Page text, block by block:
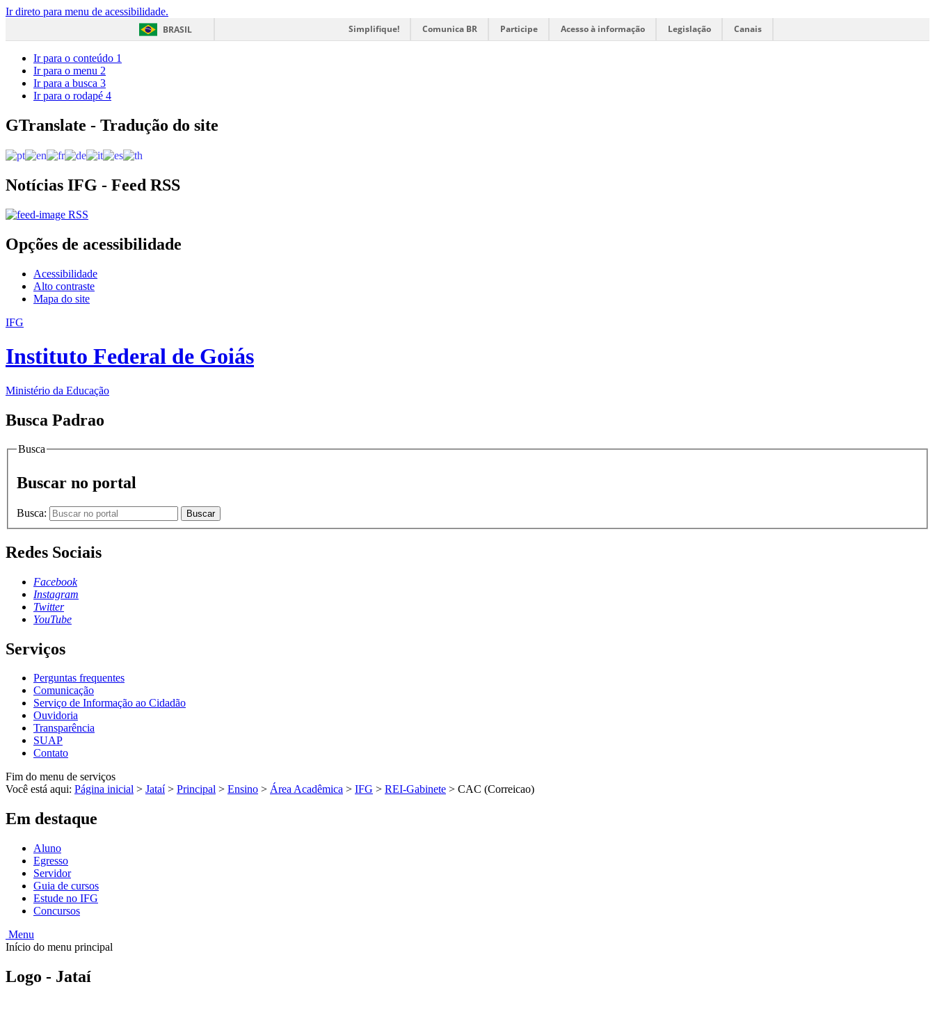
Ir direto para menu de acessibilidade.
BRASIL
Simplifique! Comunica BR Participe Acesso à informação Legislação Canais
Ir para o conteúdo 1
Ir para o menu 2
Ir para a busca 3
Ir para o rodapé 4
GTranslate - Tradução do site
Notícias IFG - Feed RSS
RSS
Opções de acessibilidade
Acessibilidade
Alto contraste
Mapa do site
IFG
Instituto Federal de Goiás
Ministério da Educação
Busca Padrao
Busca
Buscar no portal
Busca: Buscar
Redes Sociais
Facebook
Instagram
Twitter
YouTube
Serviços
Perguntas frequentes
Comunicação
Serviço de Informação ao Cidadão
Ouvidoria
Transparência
SUAP
Contato
Fim do menu de serviços
Você está aqui: Página inicial > Jataí > Principal > Ensino > Área Acadêmica > IFG > REI-Gabinete > CAC (Correicao)
Em destaque
Aluno
Egresso
Servidor
Guia de cursos
Estude no IFG
Concursos
Menu
Início do menu principal
Logo - Jataí